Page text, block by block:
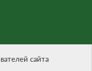
сайта